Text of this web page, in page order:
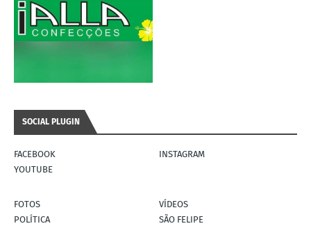
SOCIAL PLUGIN
FACEBOOK
INSTAGRAM
YOUTUBE
FOTOS
VÍDEOS
POLÍTICA
SÃO FELIPE